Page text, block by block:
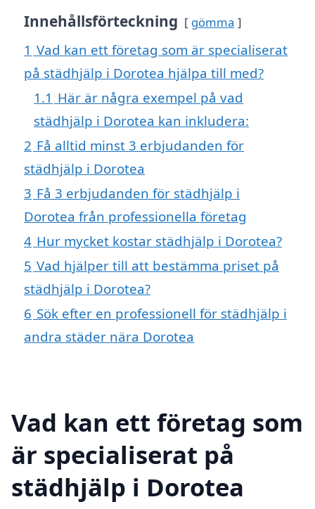
Innehållsförteckning gömma
1 Vad kan ett företag som är specialiserat
på städhjälp i Dorotea hjälpa till med?
1.1 Här är några exempel på vad
städhjälp i Dorotea kan inkludera:
2 Få alltid minst 3 erbjudanden för
städhjälp i Dorotea
3 Få 3 erbjudanden för städhjälp i
Dorotea från professionella företag
4 Hur mycket kostar städhjälp i Dorotea?
5 Vad hjälper till att bestämma priset på
städhjälp i Dorotea?
6 Sök efter en professionell för städhjälp i
andra städer nära Dorotea
Vad kan ett företag som
är specialiserat på
städhjälp i Dorotea